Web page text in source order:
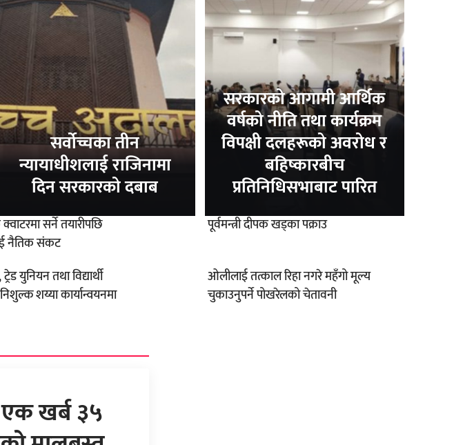
सर्वोच्चका तीन
न्यायाधीशलाई राजिनामा
दिन सरकारको दबाब
सरकारको आगामी आर्थिक
वर्षको नीति तथा कार्यक्रम
विपक्षी दलहरूको अवरोध र
बहिष्कारबीच
प्रतिनिधिसभाबाट पारित
सर्ने तयारीपछि
नैतिक संकट
पूर्वमन्त्री दीपक खड्का पक्राउ
युनियन तथा विद्यार्थी
शय्या कार्यान्वयनमा
ओलीलाई तत्काल रिहा नगरे महँगो मूल्य
चुकाउनुपर्ने पोखरेलको चेतावनी
खर्ब ३५